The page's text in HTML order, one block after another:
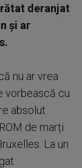
deranjat
și ar
nu ar vrea
vorbească cu
absolut
de marți
La un